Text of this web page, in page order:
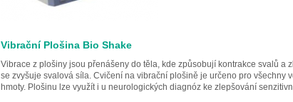
Vibrační Plošina Bio Shake
Vibrace z plošiny jsou přenášeny do těla, kde způsobují kontrakce svalů
se zvyšuje svalová síla. Cvičení na vibrační plošině je určeno pro
hmoty. Plošinu lze využít i u neurologických diagnóz ke zlepšování